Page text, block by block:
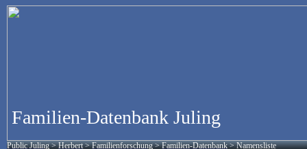
Familien-Datenbank Juling
Public Juling >Herbert >Familienforschung >Familien-Datenbank > Namensliste